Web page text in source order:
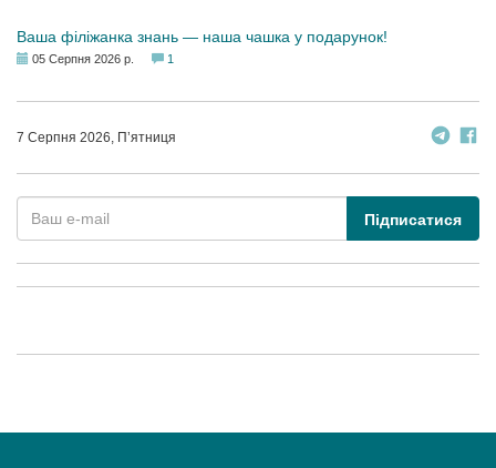
Ваша філіжанка знань — наша чашка у подарунок!
05 Серпня 2026 р. 1
7 Серпня 2026, П’ятниця
Підписатися